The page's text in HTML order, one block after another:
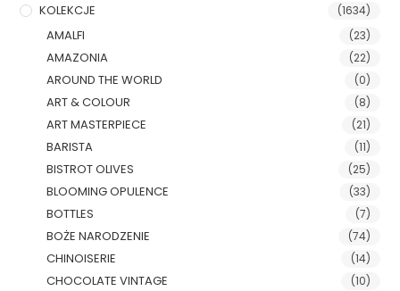
KOLEKCJE (1634)
AMALFI (23)
AMAZONIA (22)
AROUND THE WORLD (0)
ART & COLOUR (8)
ART MASTERPIECE (21)
BARISTA (11)
BISTROT OLIVES (25)
BLOOMING OPULENCE (33)
BOTTLES (7)
BOŻE NARODZENIE (74)
CHINOISERIE (14)
CHOCOLATE VINTAGE (10)